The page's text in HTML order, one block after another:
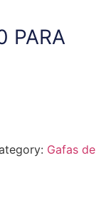
PARA
Gafas de